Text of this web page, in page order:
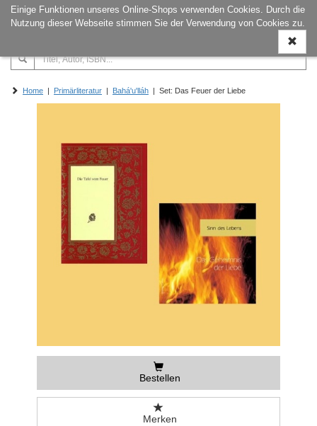
Einige Funktionen unseres Online-Shops verwenden Cookies. Durch die
Nutzung dieser Webseite stimmen Sie der Verwendung von Cookies zu.
ein-/
Home | Primärliteratur | Bahá'u'lláh | Set: Das Feuer der Liebe
Bestellen
Merken